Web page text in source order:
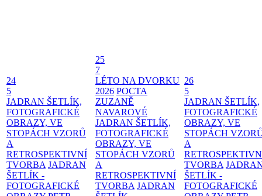
24
5
JADRAN ŠETLÍK,
FOTOGRAFICKÉ
OBRAZY, VE
STOPÁCH VZORŮ
A
RETROSPEKTIVNÍ
TVORBA JADRAN
ŠETLÍK -
FOTOGRAFICKÉ
25
7
LÉTO NA DVORKU
2026 POCTA
ZUZANĚ
NAVAROVÉ
JADRAN ŠETLÍK,
FOTOGRAFICKÉ
OBRAZY, VE
STOPÁCH VZORŮ
A
RETROSPEKTIVNÍ
TVORBA JADRAN
26
5
JADRAN ŠETLÍK,
FOTOGRAFICKÉ
OBRAZY, VE
STOPÁCH
A
TVORBA
ŠETLÍK -
FOTOGRAFICKÉ